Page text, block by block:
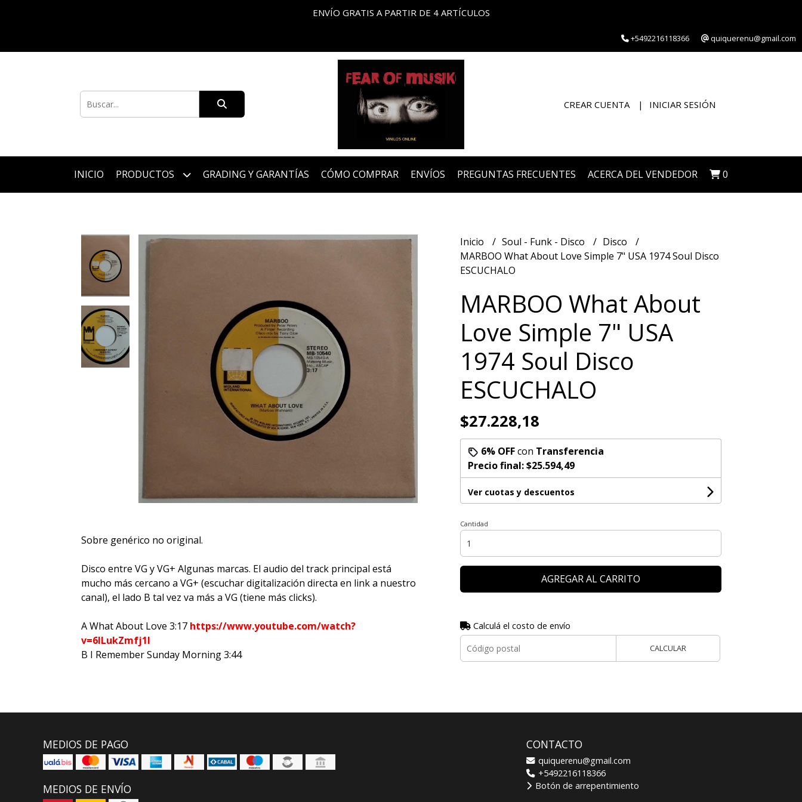
ENVÍO GRATIS A PARTIR DE 4 ARTÍCULOS
+5492216118366 quiquerenu@gmail.com
CREAR CUENTA INICIAR SESIÓN
INICIO PRODUCTOS GRADING Y GARANTÍAS CÓMO COMPRAR ENVÍOS PREGUNTAS FRECUENTES ACERCA DEL VENDEDOR 0
Sobre genérico no original.
Disco entre VG y VG+ Algunas marcas. El audio del track principal está
mucho más cercano a VG+ (escuchar digitalización directa en link a nuestro
canal), el lado B tal vez va más a VG (tiene más clicks).
A What About Love 3:17 https://www.youtube.com/watch?
v=6lLukZmfj1I
B I Remember Sunday Morning 3:44
Inicio Soul - Funk - Disco
Disco
MARBOO What About Love Simple 7" USA 1974 Soul Disco
ESCUCHALO
MARBOO What About
Love Simple 7" USA
1974 Soul Disco
ESCUCHALO
$27.228,18
6% OFFcon Transferencia
Precio final:$25.594,49
Ver cuotas y descuentos
Cantidad
AGREGAR AL CARRITO
Calculá el costo de envío
CALCULAR
MEDIOS DE PAGO
MEDIOS DE ENVÍO
CONTACTO
quiquerenu@gmail.com
+5492216118366
Botón de arrepentimiento